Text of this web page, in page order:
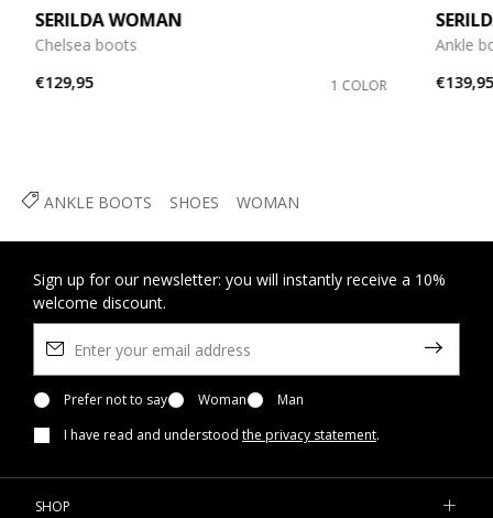
ANKLE BOOTS SHOES WOMAN
SERILDA WOMAN
Chelsea boots
€129,95
1 COLOR
Ankle
€139,95
Sign up for our newsletter: you will instantly receive a 10%
welcome discount.
Prefer not to say Woman
Man
I have read and understood the privacy statement.
SHOP